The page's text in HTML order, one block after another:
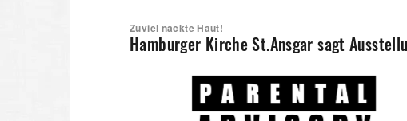
Zuviel nackte Haut!
Hamburger Kirche St.Ansgar sagt